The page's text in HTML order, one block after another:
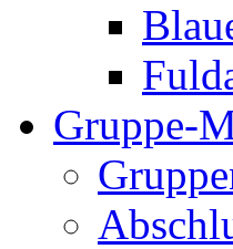
Gruppe-